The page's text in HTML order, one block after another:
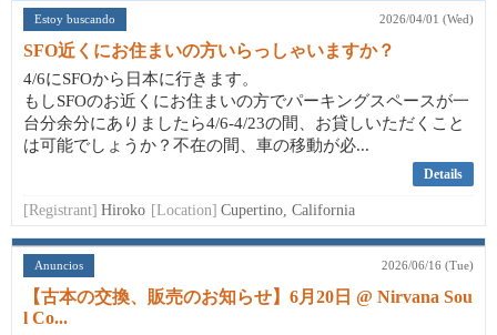
Estoy buscando 2026/04/01 (Wed)
SFO近くにお住まいの方いらっしゃいますか？
4/6にSFOから日本に行きます。
もしSFOのお近くにお住まいの方でパーキングスペースが一
台分余分にありましたら4/6-4/23の間、お貸しいただくこと
は可能でしょうか？不在の間、車の移動が必...
Details
[Registrant] Hiroko [Location] Cupertino, California
Anuncios 2026/06/16 (Tue)
【古本の交換、販売のお知らせ】6月20日 @ Nirvana Sou
l Co...